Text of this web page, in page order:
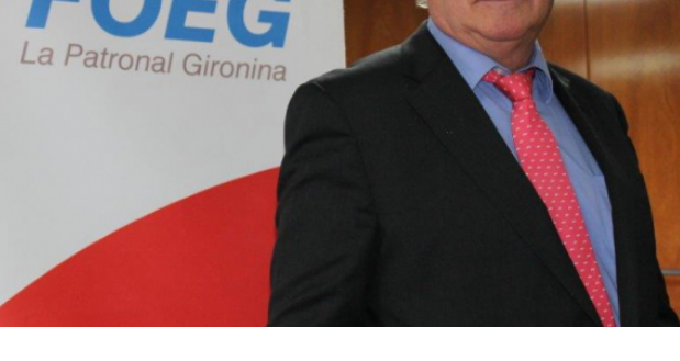
Institut d’Estudis Estratègics
Organizaciones sectoriales
Sociedad Barcelonesa de
Económicos y Sociales
Organizaciones territoriales
Conoce más
Galería de Presidentes
Biblioteca Archivo